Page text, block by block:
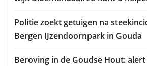
Politie zoekt getuigen na
Bergen IJzendoornpark in Gouda
Beroving in de Goudse Hout: